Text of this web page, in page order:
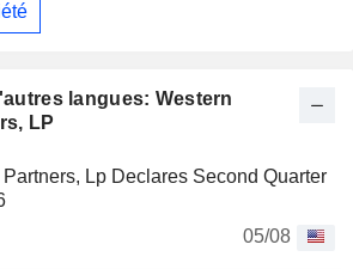
langues: Western
LP
Lp Declares Second Quarter
05/08